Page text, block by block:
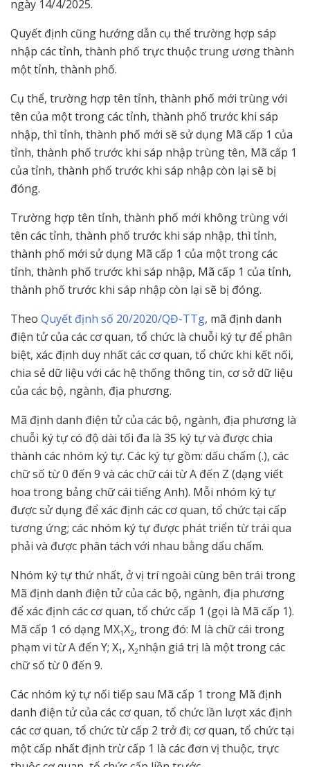
ngày 14/4/2025.
Quyết định cũng hướng dẫn cụ thể trường hợp sáp
nhập các tỉnh, thành phố trực thuộc trung ương thành
một tỉnh, thành phố.
Cụ thể, trường hợp tên tỉnh, thành phố mới trùng với
tên của một trong các tỉnh, thành phố trước khi sáp
nhập, thì tỉnh, thành phố mới sẽ sử dụng Mã cấp 1 của
tỉnh, thành phố trước khi sáp nhập trùng tên, Mã cấp 1
của tỉnh, thành phố trước khi sáp nhập còn lại sẽ bị
đóng.
Trường hợp tên tỉnh, thành phố mới không trùng với
tên các tỉnh, thành phố trước khi sáp nhập, thì tỉnh,
thành phố mới sử dụng Mã cấp 1 của một trong các
tỉnh, thành phố trước khi sáp nhập, Mã cấp 1 của tỉnh,
thành phố trước khi sáp nhập còn lại sẽ bị đóng.
Theo Quyết định số 20/2020/QĐ-TTg, mã định danh
điện tử của các cơ quan, tổ chức là chuỗi ký tự để phân
biệt, xác định duy nhất các cơ quan, tổ chức khi kết nối,
chia sẻ dữ liệu với các hệ thống thông tin, cơ sở dữ liệu
của các bộ, ngành, địa phương.
Mã định danh điện tử của các bộ, ngành, địa phương là
chuỗi ký tự có độ dài tối đa là 35 ký tự và được chia
thành các nhóm ký tự. Các ký tự gồm: dấu chấm (.), các
chữ số từ 0 đến 9 và các chữ cái từ A đến Z (dạng viết
hoa trong bảng chữ cái tiếng Anh). Mỗi nhóm ký tự
được sử dụng để xác định các cơ quan, tổ chức tại cấp
tương ứng; các nhóm ký tự được phát triển từ trái qua
phải và được phân tách với nhau bằng dấu chấm.
Nhóm ký tự thứ nhất, ở vị trí ngoài cùng bên trái trong
Mã định danh điện tử của các bộ, ngành, địa phương
để xác định các cơ quan, tổ chức cấp 1 (gọi là Mã cấp 1).
Mã cấp 1 có dạng MX1X2, trong đó: M là chữ cái trong
phạm vi từ A đến Y; X1 , X2nhận giá trị là một trong các
chữ số từ 0 đến 9.
Các nhóm ký tự nối tiếp sau Mã cấp 1 trong Mã định
danh điện tử của các cơ quan, tổ chức lần lượt xác định
các cơ quan, tổ chức từ cấp 2 trở đi; cơ quan, tổ chức tại
một cấp nhất định trừ cấp 1 là các đơn vị thuộc, trực